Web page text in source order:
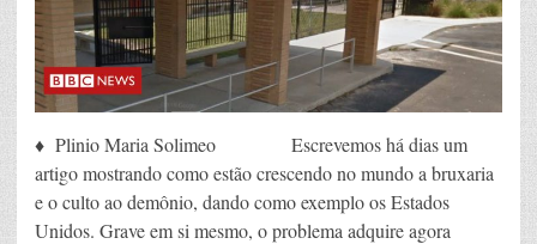
♦ Plinio Maria Solimeo Escrevemos há dias um
artigo mostrando como estão crescendo no mundo a bruxaria
e o culto ao demônio, dando como exemplo os Estados
Unidos. Grave em si mesmo, o problema adquire agora